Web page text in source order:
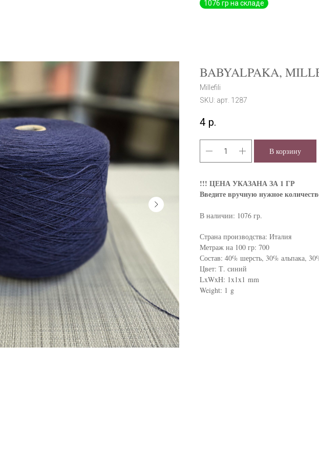
BABYALPAKA,
Millefili
SKU: арт. 1287
4 р.
В корзину
!!! ЦЕНА УКАЗАНА ЗА 1 ГР
Введите вручную нужное
В наличии: 1076 гр.
Страна производства: Италия
Метраж на 100 гр: 700
Состав: 40% шерсть, 30% альпака,
Цвет: Т. синий
LxWxH: 1x1x1 mm
Weight: 1 g